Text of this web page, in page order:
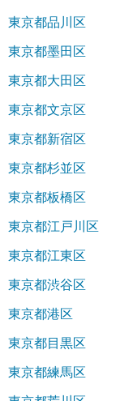
東京都品川区
東京都墨田区
東京都大田区
東京都文京区
東京都新宿区
東京都杉並区
東京都板橋区
東京都江戸川区
東京都江東区
東京都渋谷区
東京都港区
東京都目黒区
東京都練馬区